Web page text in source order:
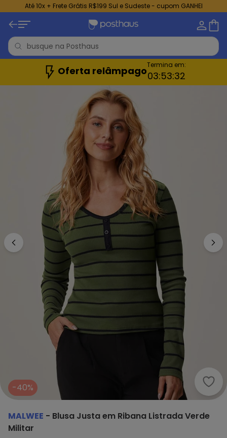
Até 10x + Frete Grátis R$199 Sul e Sudeste - cupom GANHEI
Oferta relâmpagoTermina em:
03:53:30
-40%
MALWEE - Blusa Justa em Ribana Listrada Verde
Militar